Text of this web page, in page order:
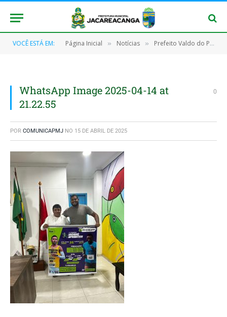
VOCÊ ESTÁ EM: Página Inicial » Notícias » Prefeito Valdo do Posto valoriza o esporte de Jacareacanga
WhatsApp Image 2025-04-14 at
21.22.55
0
POR COMUNICAPMJ NO 15 DE ABRIL DE 2025